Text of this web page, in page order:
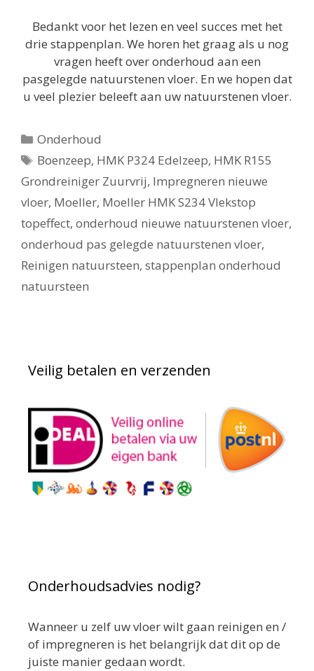
Bedankt voor het lezen en veel succes met het
drie stappenplan. We horen het graag als u nog
vragen heeft over onderhoud aan een
pasgelegde natuurstenen vloer. En we hopen dat
u veel plezier beleeft aan uw natuurstenen vloer.
Categorieën
Onderhoud
Tags
Boenzeep, HMK P324 Edelzeep, HMK R155
Grondreiniger Zuurvrij, Impregneren nieuwe
vloer, Moeller, Moeller HMK S234 Vlekstop
topeffect, onderhoud nieuwe natuurstenen vloer,
onderhoud pas gelegde natuurstenen vloer,
Reinigen natuursteen, stappenplan onderhoud
natuursteen
Veilig betalen en verzenden
Onderhoudsadvies nodig?
Wanneer u zelf uw vloer wilt gaan reinigen en /
of impregneren is het belangrijk dat dit op de
juiste manier gedaan wordt.